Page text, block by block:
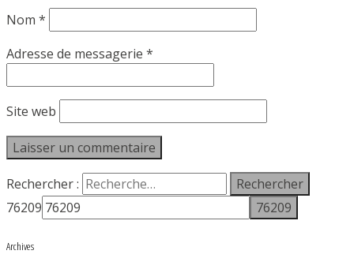
Nom *
Adresse de messagerie *
Site web
Rechercher :
76209
Archives